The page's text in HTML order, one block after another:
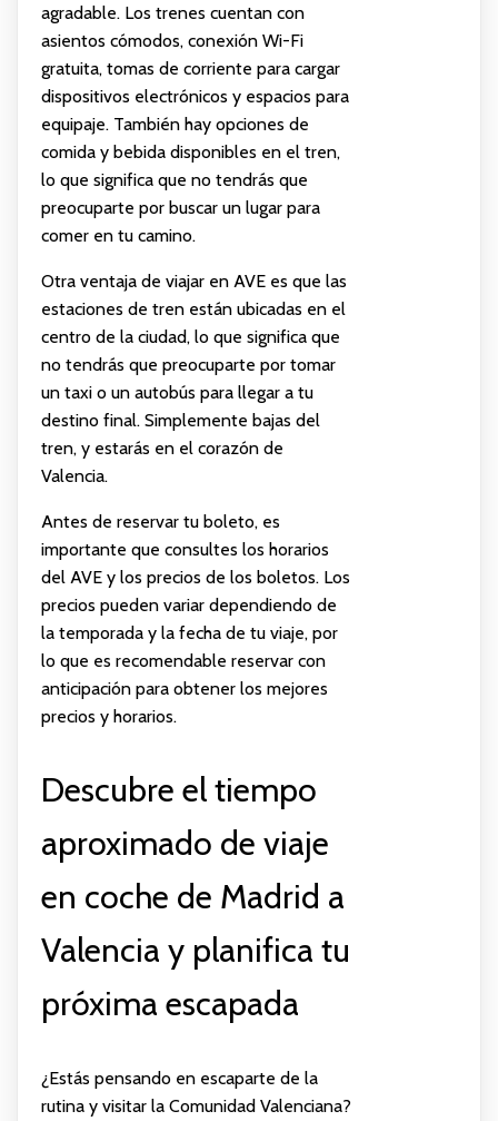
agradable. Los trenes cuentan con
asientos cómodos, conexión Wi-Fi
gratuita, tomas de corriente para cargar
dispositivos electrónicos y espacios para
equipaje. También hay opciones de
comida y bebida disponibles en el tren,
lo que significa que no tendrás que
preocuparte por buscar un lugar para
comer en tu camino.
Otra ventaja de viajar en AVE es que las
estaciones de tren están ubicadas en el
centro de la ciudad, lo que significa que
no tendrás que preocuparte por tomar
un taxi o un autobús para llegar a tu
destino final. Simplemente bajas del
tren, y estarás en el corazón de
Valencia.
Antes de reservar tu boleto, es
importante que consultes los horarios
del AVE y los precios de los boletos. Los
precios pueden variar dependiendo de
la temporada y la fecha de tu viaje, por
lo que es recomendable reservar con
anticipación para obtener los mejores
precios y horarios.
Descubre el tiempo
aproximado de viaje
en coche de Madrid a
Valencia y planifica tu
próxima escapada
¿Estás pensando en escaparte de la
rutina y visitar la Comunidad Valenciana?